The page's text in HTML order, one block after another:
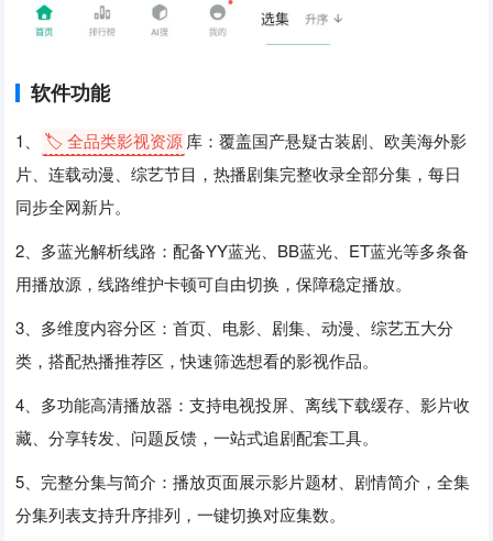
软件功能
1、 🏷️ 全品类影视资源 库：覆盖国产悬疑古装剧、欧美海外影
片、连载动漫、综艺节目，热播剧集完整收录全部分集，每日
同步全网新片。
2、多蓝光解析线路：配备YY蓝光、BB蓝光、ET蓝光等多条备
用播放源，线路维护卡顿可自由切换，保障稳定播放。
3、多维度内容分区：首页、电影、剧集、动漫、综艺五大分
类，搭配热播推荐区，快速筛选想看的影视作品。
4、多功能高清播放器：支持电视投屏、离线下载缓存、影片收
藏、分享转发、问题反馈，一站式追剧配套工具。
5、完整分集与简介：播放页面展示影片题材、剧情简介，全集
分集列表支持升序排列，一键切换对应集数。